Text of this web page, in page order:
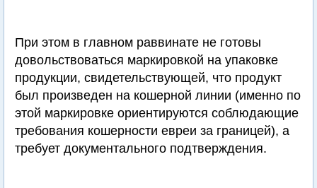
При этом в главном раввинате не готовы
довольствоваться маркировкой на упаковке
продукции, свидетельствующей, что продукт
был произведен на кошерной линии (именно по
этой маркировке ориентируются соблюдающие
требования кошерности евреи за границей), а
требует документального подтверждения.